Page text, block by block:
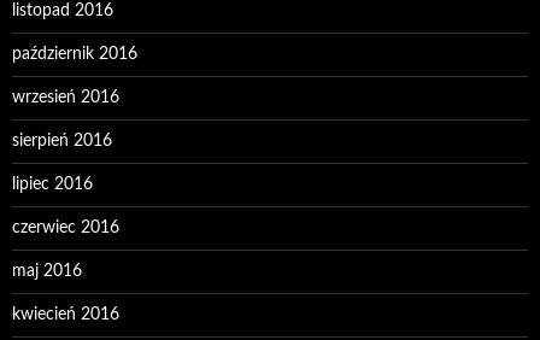
listopad 2016
październik 2016
wrzesień 2016
sierpień 2016
lipiec 2016
czerwiec 2016
maj 2016
kwiecień 2016